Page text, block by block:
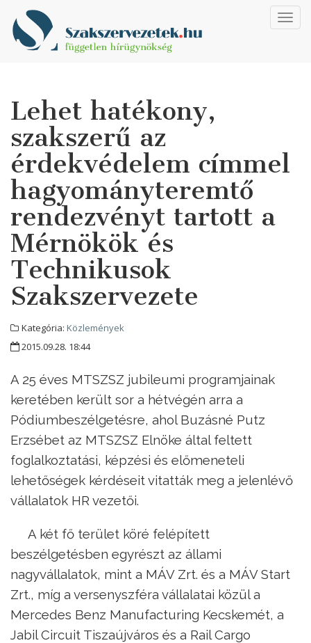
Lehet hatékony,
szakszerű az
érdekvédelem címmel
hagyományteremtő
rendezvényt tartott a
Mérnökök és
Technikusok
Szakszervezete
Kategória: Közlemények
2015.09.28. 18:44
A 25 éves MTSZSZ jubileumi programjainak
keretében került sor a hétvégén arra a
Pódiumbeszélgetésre, ahol Buzásné Putz
Erzsébet az MTSZSZ Elnöke által feltett
foglalkoztatási, képzési és előmeneteli
lehetőségek kérdéseit vitatták meg a jelenlévő
vállalatok HR vezetői.
A két fő terület köré felépített
beszélgetésben egyrészt az állami
nagyvállalatok, mint a MÁV Zrt. és a MÁV Start
Zrt., míg a versenyszféra vállalatai közül a
Mercedes Benz Manufacturing Kecskemét, a
Jabil Circuit Tiszaújváros és a Rail Cargo